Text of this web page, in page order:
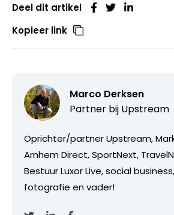
Deel dit artikel
Kopieer link
Marco Derksen
Partner bij Upstream
Oprichter/partner Upstream,
Arnhem Direct, SportNext,
Bestuur Luxor Live, social
fotografie en vader!